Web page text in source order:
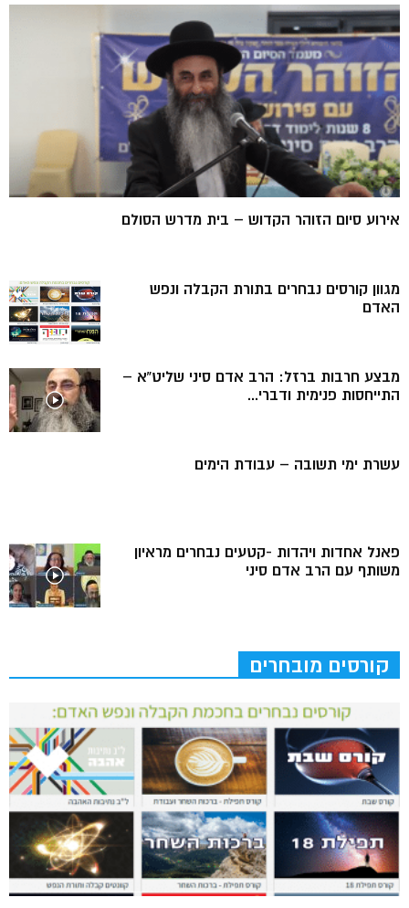
אירוע סיום הזוהר הקדוש – בית מדרש הסולם
מגוון קורסים נבחרים בתורת הקבלה ונפש
האדם
מבצע חרבות ברזל: הרב אדם סיני שליט”א –
התייחסות פנימית ודברי...
עשרת ימי תשובה – עבודת הימים
פאנל אחדות ויהדות -קטעים נבחרים מראיון
משותף עם הרב אדם סיני
קורסים מובחרים